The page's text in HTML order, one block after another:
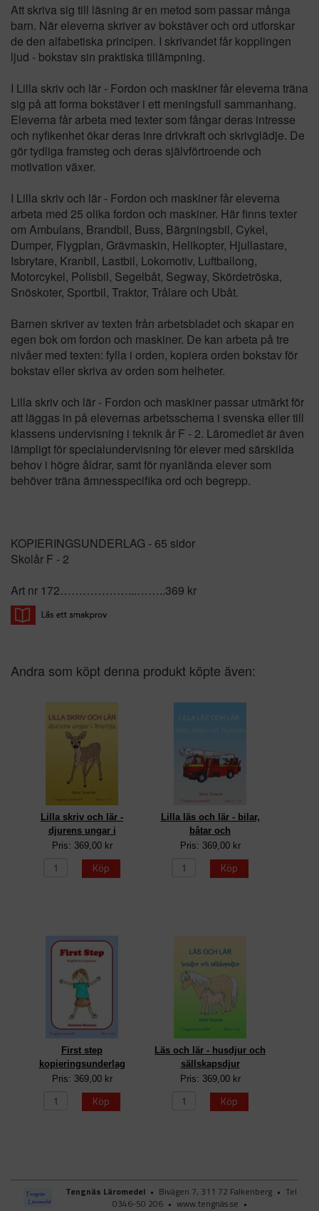
Att skriva sig till läsning är en metod som passar många
barn. När eleverna skriver av bokstäver och ord utforskar
de den alfabetiska principen. I skrivandet får kopplingen
ljud - bokstav sin praktiska tillämpning.
I Lilla skriv och lär - Fordon och maskiner får eleverna träna
sig på att forma bokstäver i ett meningsfull sammanhang.
Eleverna får arbeta med texter som fångar deras intresse
och nyfikenhet ökar deras inre drivkraft och skrivglädje. De
gör tydliga framsteg och deras självförtroende och
motivation växer.
I Lilla skriv och lär - Fordon och maskiner får eleverna
arbeta med 25 olika fordon och maskiner. Här finns texter
om Ambulans, Brandbil, Buss, Bärgningsbil, Cykel,
Dumper, Flygplan, Grävmaskin, Helikopter, Hjullastare,
Isbrytare, Kranbil, Lastbil, Lokomotiv, Luftballong,
Motorcykel, Polisbil, Segelbåt, Segway, Skördetröska,
Snöskoter, Sportbil, Traktor, Trålare och Ubåt.
Barnen skriver av texten från arbetsbladet och skapar en
egen bok om fordon och maskiner. De kan arbeta på tre
nivåer med texten: fylla i orden, kopiera orden bokstav för
bokstav eller skriva av orden som helheter.
Lilla skriv och lär - Fordon och maskiner passar utmärkt för
att läggas in på elevernas arbetsschema i svenska eller till
klassens undervisning i teknik år F - 2. Läromedlet är även
lämpligt för specialundervisning för elever med särskilda
behov i högre åldrar, samt för nyanlända elever som
behöver träna ämnesspecifika ord och begrepp.
KOPIERINGSUNDERLAG - 65 sidor
Skolår F - 2
Art nr 172………………...……..369 kr
Andra som köpt denna produkt köpte även:
Lilla skriv och lär -
djurens ungar i
Pris: 369,00 kr
Köp
Lilla läs och lär - bilar,
båtar och
Pris: 369,00 kr
Köp
First step
kopieringsunderlag
Pris: 369,00 kr
Köp
Läs och lär - husdjur och
sällskapsdjur
Pris: 369,00 kr
Köp
Tengnäs Läromedel • Bivägen 7, 311 72 Falkenberg • Tel
0346-50 206 • www.tengnäs.se •